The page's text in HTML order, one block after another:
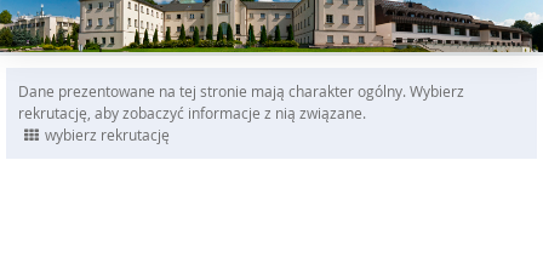
Dane prezentowane na tej stronie mają charakter ogólny. Wybierz
rekrutację, aby zobaczyć informacje z nią związane.
wybierz rekrutację